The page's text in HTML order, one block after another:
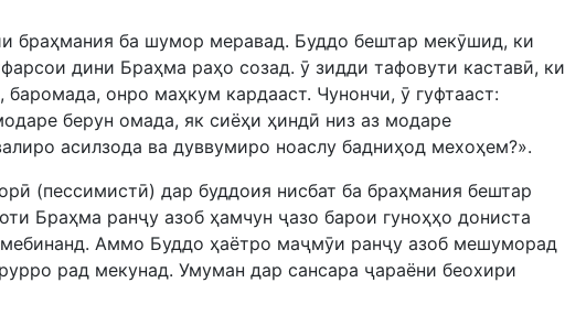
браҳмания ба шумор меравад. Буддо бештар мекӯшид, ки
дини Браҳма раҳо созад. ӯ зидди тафовути каставӣ, ки
онро маҳкум кардааст. Чунончи, ӯ гуфтааст:
берун омада, як сиёҳи ҳиндӣ низ аз модаре
асилзода ва дуввумиро ноаслу бадниҳод мехоҳем?».
(пессимистӣ) дар буддоия нисбат ба браҳмания бештар
Браҳма ранҷу азоб ҳамчун ҷазо барои гуноҳҳо дониста
Аммо Буддо ҳаётро маҷмӯи ранҷу азоб мешуморад
рад мекунад. Умуман дар сансара ҷараёни беохири